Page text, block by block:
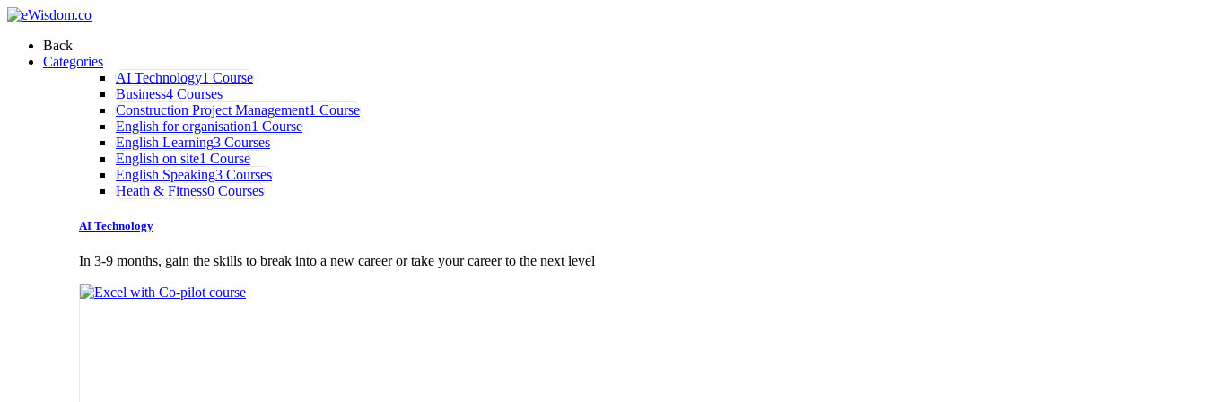
Back
Categories
AI Technology1 Course
Business4 Courses
Construction Project Management1 Course
English for organisation1 Course
English Learning3 Courses
English on site1 Course
English Speaking3 Courses
Heath & Fitness0 Courses
AI Technology
In 3-9 months, gain the skills to break into a new career or take your career to the next level